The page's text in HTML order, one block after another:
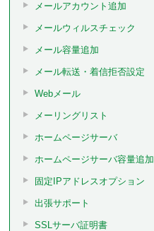
メールアカウント追加
メールウィルスチェック
メール容量追加
メール転送・着信拒否設定
Webメール
メーリングリスト
ホームページサーバ
ホームページサーバ容量追加
固定IPアドレスオプション
出張サポート
SSLサーバ証明書